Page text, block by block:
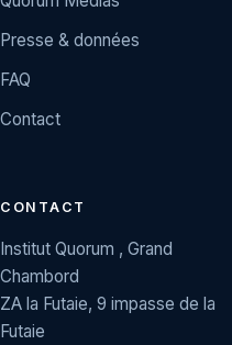
Presse & données
FAQ
Contact
CONTACT
Institut Quorum , Grand
Chambord
ZA la Futaie, 9 impasse de la
Futaie